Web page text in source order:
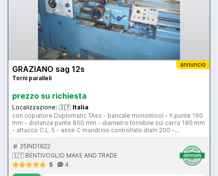
annuncio
GRAZIANO sag 12s
Torni paralleli
prezzo su richiesta
Localizzazione: 🇮🇹 Italia
con copiatore Duplomatic TAss - bancale monoliticol - h punte 160
mm - distanza punte 800 mm - diametro tornibile sul carro 180 mm
- attacco C.L. 5 - asse C mandrino controllato diam 200 -
passaggio barra 32 mm - torretta impero tipo A - comandi sul
carro - largezza bancale 245 mm - contropunta - attacco
contropunta c.m. 3 - lunette - protezione antinfortunistica
25IND1622
🇮🇹 BENTIVOGLIO MAKE AND TRADE
5
4